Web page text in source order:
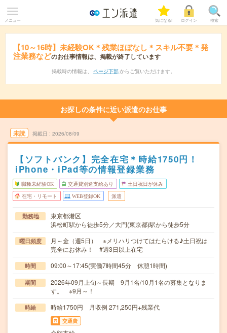
メニュー 気になる! ログイン 検索
【10～16時】未経験OK＊残業ほぼなし＊スキル不要＊発
注業務などのお仕事情報は、掲載が終了しています
掲載時の情報は、 ページ下部 からご覧いただけます。
お探しの条件に近い派遣のお仕事
未読 掲載日 2026/08/09
【ソフトバンク】完全在宅＊時給1750円！
iPhone・iPad等の情報登録業務
職種未経験OK 交通費別途支給あり 土日祝日が休み
在宅・リモート WEB登録OK 派遣
勤務地
東京都港区
浜松町駅から徒歩5分／大門(東京都)駅から徒歩5分
曜日頻度
月～金（週5日） ※メリハリつけてはたらける♪土日祝は
完全にお休み！ #週3日以上在宅
時間 09:00～17:45(実働7時間45分 休憩1時間)
期間
2026年09月上旬～長期 9月1名/10月1名の募集となりま
す。 ※9月～！
時給 時給1750円 月収例 271,250円+残業代
交通費